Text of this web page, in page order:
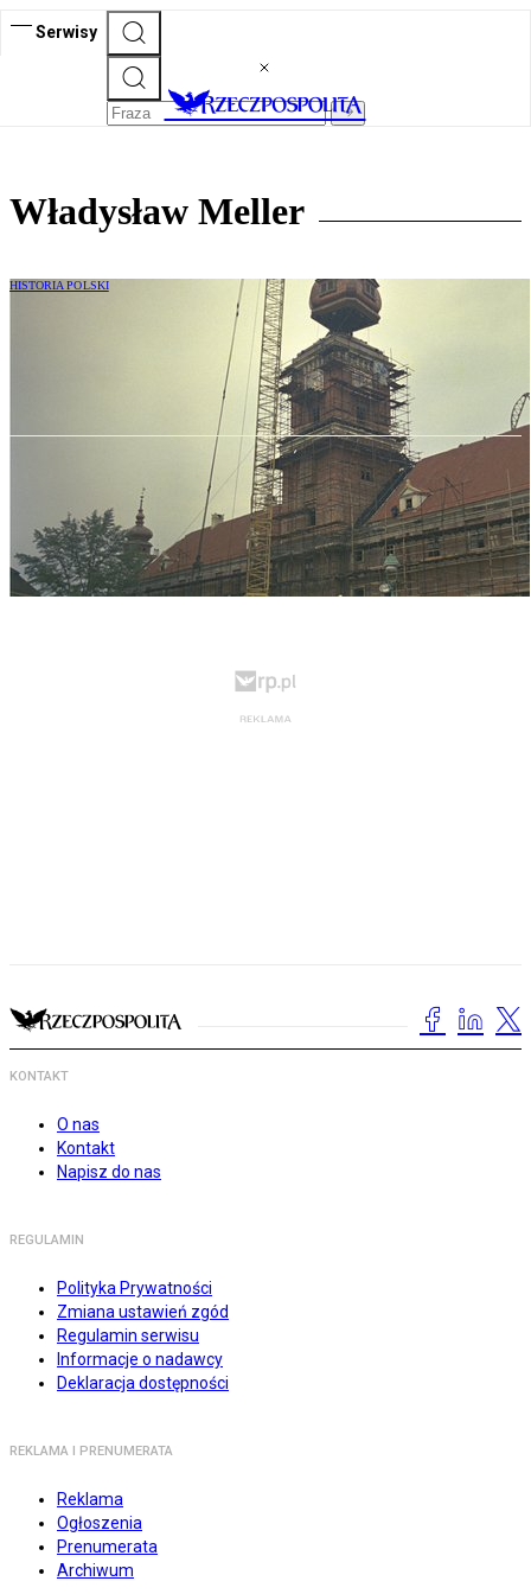
Serwisy
Władysław Meller
HISTORIA POLSKI
50 lat temu Zamek Królewski
w Warszawie ożył!
KONTAKT
O nas
Kontakt
Napisz do nas
REGULAMIN
Polityka Prywatności
Zmiana ustawień zgód
Regulamin serwisu
Informacje o nadawcy
Deklaracja dostępności
REKLAMA I PRENUMERATA
Reklama
Ogłoszenia
Prenumerata
Archiwum